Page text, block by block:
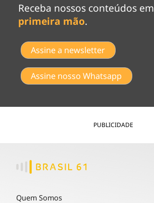
Receba nossos conteúdos em
primeira mão.
Assine a newsletter
Assine nosso Whatsapp
PUBLICIDADE
Quem Somos